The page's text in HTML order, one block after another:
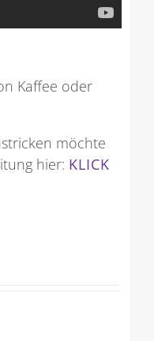
Kaffee oder
möchte
hier: KLICK